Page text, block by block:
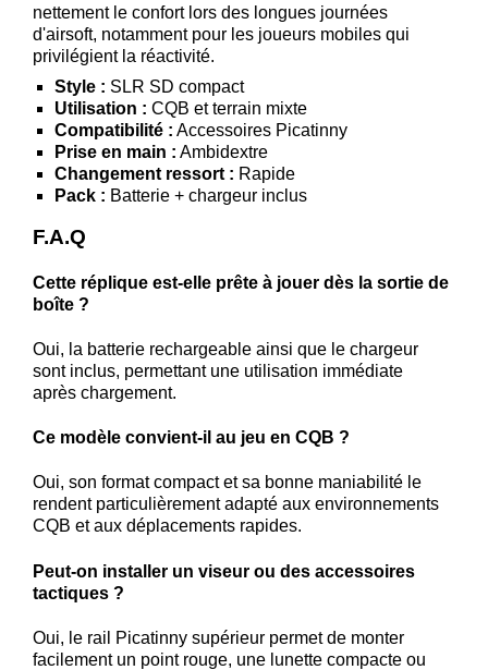
nettement le confort lors des longues journées
d'airsoft, notamment pour les joueurs mobiles qui
privilégient la réactivité.
Style : SLR SD compact
Utilisation : CQB et terrain mixte
Compatibilité : Accessoires Picatinny
Prise en main : Ambidextre
Changement ressort : Rapide
Pack : Batterie + chargeur inclus
F.A.Q
Cette réplique est-elle prête à jouer dès la sortie de
boîte ?
Oui, la batterie rechargeable ainsi que le chargeur
sont inclus, permettant une utilisation immédiate
après chargement.
Ce modèle convient-il au jeu en CQB ?
Oui, son format compact et sa bonne maniabilité le
rendent particulièrement adapté aux environnements
CQB et aux déplacements rapides.
Peut-on installer un viseur ou des accessoires
tactiques ?
Oui, le rail Picatinny supérieur permet de monter
facilement un point rouge, une lunette compacte ou